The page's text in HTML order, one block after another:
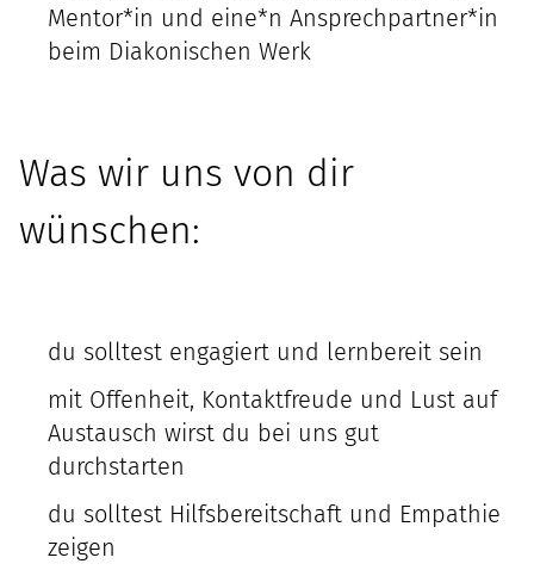
Mentor*in und eine*n Ansprechpartner*in
beim Diakonischen Werk
Was wir uns von dir
wünschen:
du solltest engagiert und lernbereit sein
mit Offenheit, Kontaktfreude und Lust auf
Austausch wirst du bei uns gut
durchstarten
du solltest Hilfsbereitschaft und Empathie
zeigen